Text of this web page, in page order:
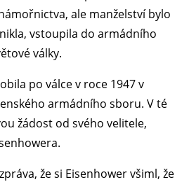
ale manželství bylo
vstoupila do armádního
války.
po válce v roce 1947 v
armádního sboru. V té
žádost od svého velitele,
že si Eisenhower všiml, že